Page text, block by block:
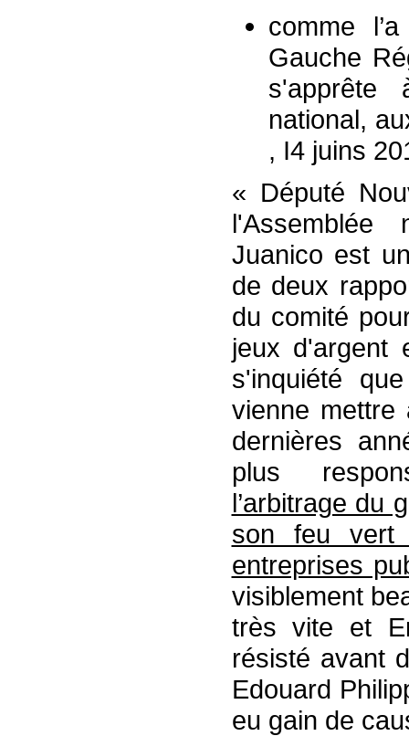
comme
Gauche
s'apprête
national,
, I4 juins
« Député
l'Assemblée
Juanico est
de deux
du comité
jeux d'argent
s'inquiété
vienne
dernières
plus
l’arbitrage du
son feu vert
entreprises
visiblement
très vite et
résisté avant
Edouard
eu gain de